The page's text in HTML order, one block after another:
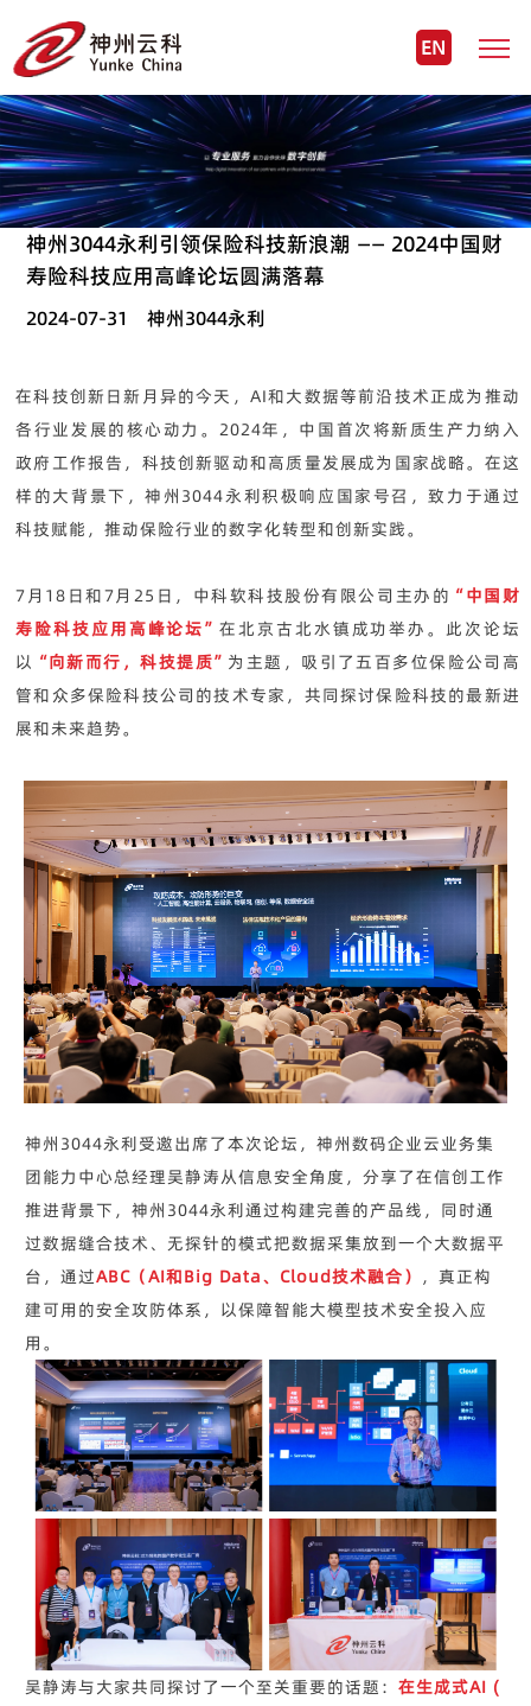
EN
神州3044永利引领保险科技新浪潮 —— 2024中国财
寿险科技应用高峰论坛圆满落幕
2024-07-31 神州3044永利
在科技创新日新月异的今天，AI和大数据等前沿技术正成为推动
各行业发展的核心动力。2024年，中国首次将新质生产力纳入
政府工作报告，科技创新驱动和高质量发展成为国家战略。在这
样的大背景下，神州3044永利积极响应国家号召，致力于通过
科技赋能，推动保险行业的数字化转型和创新实践。
7月18日和7月25日，中科软科技股份有限公司主办的 “中国财
寿险科技应用高峰论坛” 在北京古北水镇成功举办。此次论坛
以 “向新而行，科技提质” 为主题，吸引了五百多位保险公司高
管和众多保险科技公司的技术专家，共同探讨保险科技的最新进
展和未来趋势。
神州3044永利受邀出席了本次论坛，神州数码企业云业务集
团能力中心总经理吴静涛从信息安全角度，分享了在信创工作
推进背景下，神州3044永利通过构建完善的产品线，同时通
过数据缝合技术、无探针的模式把数据采集放到一个大数据平
台，通过ABC（AI和Big Data、Cloud技术融合） ，真正构
建可用的安全攻防体系，以保障智能大模型技术安全投入应
用。
吴静涛与大家共同探讨了一个至关重要的话题：在生成式AI (